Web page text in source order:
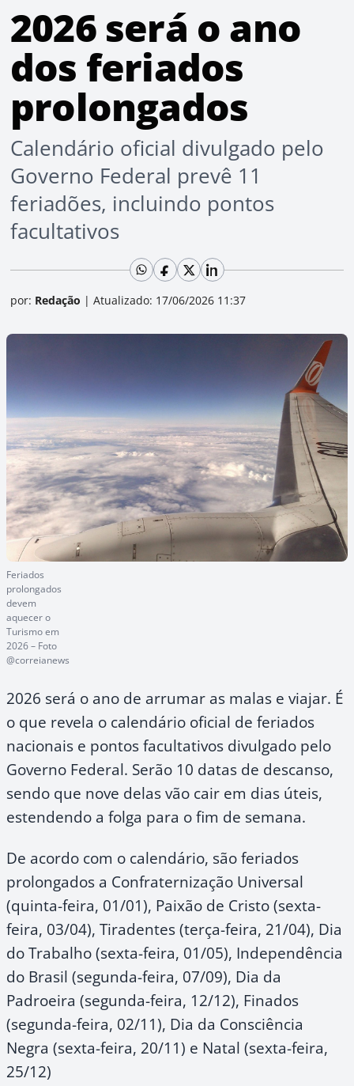
2026 será o ano
dos feriados
prolongados
Calendário oficial divulgado pelo
Governo Federal prevê 11
feriadões, incluindo pontos
facultativos
por: Redação | Atualizado: 17/06/2026 11:37
Feriados
prolongados
devem
aquecer o
Turismo em
2026 – Foto
@correianews
2026 será o ano de arrumar as malas e viajar. É
o que revela o calendário oficial de feriados
nacionais e pontos facultativos divulgado pelo
Governo Federal. Serão 10 datas de descanso,
sendo que nove delas vão cair em dias úteis,
estendendo a folga para o fim de semana.
De acordo com o calendário, são feriados
prolongados a Confraternização Universal
(quinta-feira, 01/01), Paixão de Cristo (sexta-
feira, 03/04), Tiradentes (terça-feira, 21/04), Dia
do Trabalho (sexta-feira, 01/05), Independência
do Brasil (segunda-feira, 07/09), Dia da
Padroeira (segunda-feira, 12/12), Finados
(segunda-feira, 02/11), Dia da Consciência
Negra (sexta-feira, 20/11) e Natal (sexta-feira,
25/12)